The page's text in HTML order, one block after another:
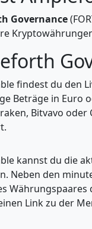
Governance
findest du den
Beträge in Euro
Bitvavo
kannst du die
Neben den
Link zu der